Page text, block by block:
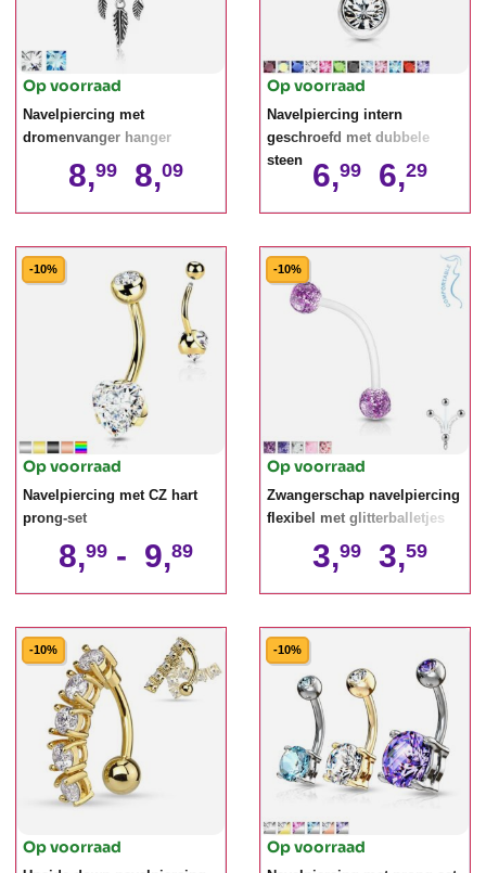
Op voorraad
Navelpiercing met
dromenvanger hanger
8,99 8,09
Op voorraad
Navelpiercing intern
geschroefd met dubbele
steen
6,99 6,29
-10%
Op voorraad
Navelpiercing met CZ hart
prong-set
8,99 - 9,89
-10%
Op voorraad
Zwangerschap navelpiercing
flexibel met glitterballetjes
3,99 3,59
-10%
Op voorraad
-10%
Op voorraad